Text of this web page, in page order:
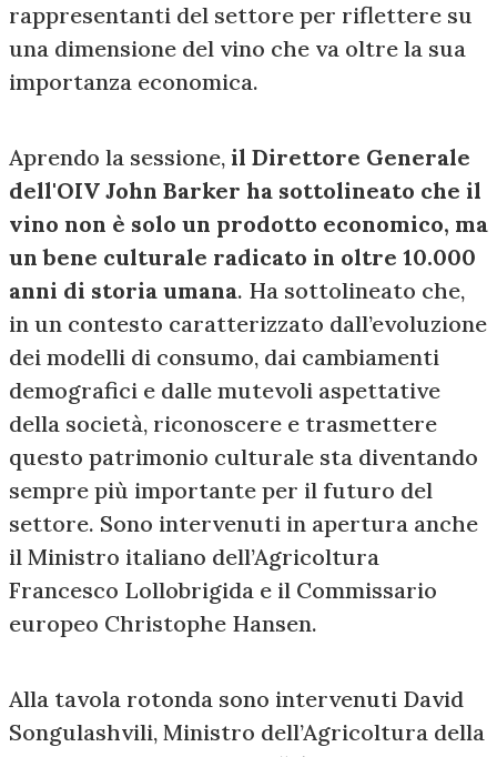
rappresentanti del settore per riflettere su
una dimensione del vino che va oltre la sua
importanza economica.
Aprendo la sessione, il Direttore Generale
dell'OIV John Barker ha sottolineato che il
vino non è solo un prodotto economico, ma
un bene culturale radicato in oltre 10.000
anni di storia umana. Ha sottolineato che,
in un contesto caratterizzato dall’evoluzione
dei modelli di consumo, dai cambiamenti
demografici e dalle mutevoli aspettative
della società, riconoscere e trasmettere
questo patrimonio culturale sta diventando
sempre più importante per il futuro del
settore. Sono intervenuti in apertura anche
il Ministro italiano dell’Agricoltura
Francesco Lollobrigida e il Commissario
europeo Christophe Hansen.
Alla tavola rotonda sono intervenuti David
Songulashvili, Ministro dell’Agricoltura della